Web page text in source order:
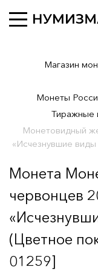
Магазин
Монеты
Тиражные
Монетовидный
«Исчезнувшие
Монета
червонцев
(Цветное
01259]